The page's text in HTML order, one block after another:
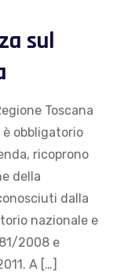
sul
Toscana
è obbligatorio
ricoprono
della
dalla
nazionale e
2008 e
A […]